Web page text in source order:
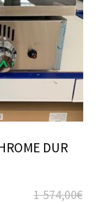
DUR
1 574,00€